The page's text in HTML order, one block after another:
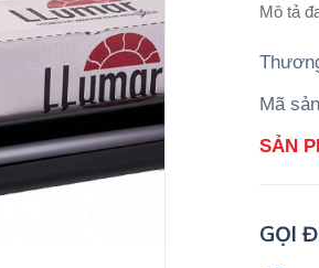
Mô tả
Mã
SẢN
GỌI